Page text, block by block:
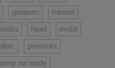
greasen
transol
hipol
mobil
premium
na wodę